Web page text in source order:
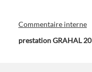
Commentaire interne
prestation GRAHAL